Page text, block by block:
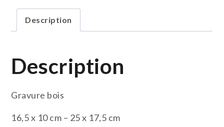
Description
Description
Gravure bois
16,5 x 10 cm – 25 x 17,5 cm